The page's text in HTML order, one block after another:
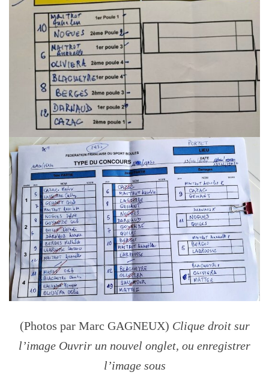
(Photos par Marc GAGNEUX) Clique droit sur
l’image Ouvrir un nouvel onglet, ou enregistrer
l’image sous